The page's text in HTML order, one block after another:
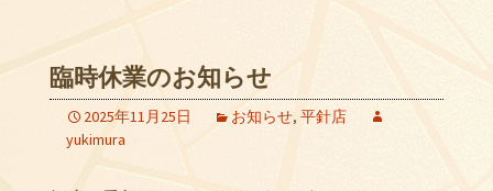
臨時休業のお知らせ
2025年11月25日 お知らせ, 平針店
yukimura